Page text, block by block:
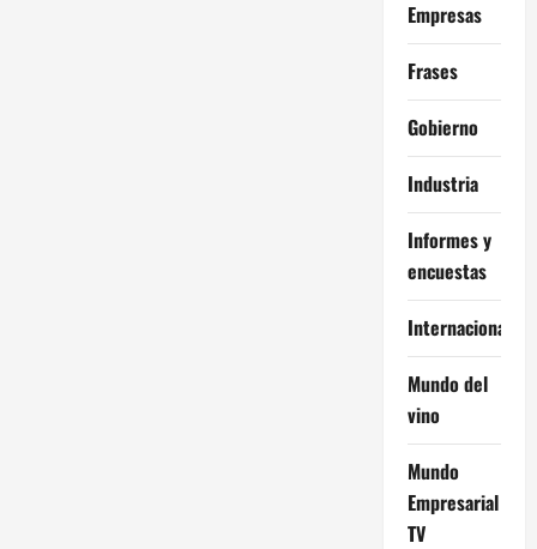
Empresas
Frases
Gobierno
Industria
Informes y
encuestas
Internacional
Mundo del
vino
Mundo
Empresarial
TV